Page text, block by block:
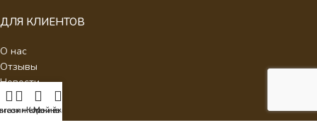
ДЛЯ КЛИЕНТОВ
О нас
Отзывы
Новости
Каталог
Контакты
желаний
Корзина
Мой аккаунт